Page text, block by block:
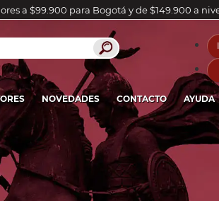
a $99.900 para Bogotá y de $149.900 a
NOVEDADES CONTACTO AYUDA